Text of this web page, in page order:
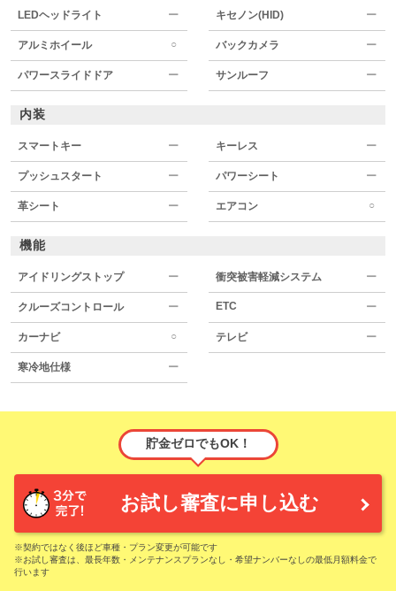
LEDヘッドライト ー キセノン(HID) ー
アルミホイール ○ バックカメラ ー
パワースライドドア ー サンルーフ ー
内装
スマートキー ー キーレス ー
プッシュスタート ー パワーシート ー
革シート ー エアコン ○
機能
アイドリングストップ ー 衝突被害軽減システム ー
クルーズコントロール ー ETC ー
カーナビ ○ テレビ ー
寒冷地仕様 ー
貯金ゼロでもOK！
お試し審査に申し込む
※契約ではなく後ほど車種・プラン変更が可能です
※お試し審査は、最長年数・メンテナンスプランなし・希望ナンバーなしの最低月額料金で
行います